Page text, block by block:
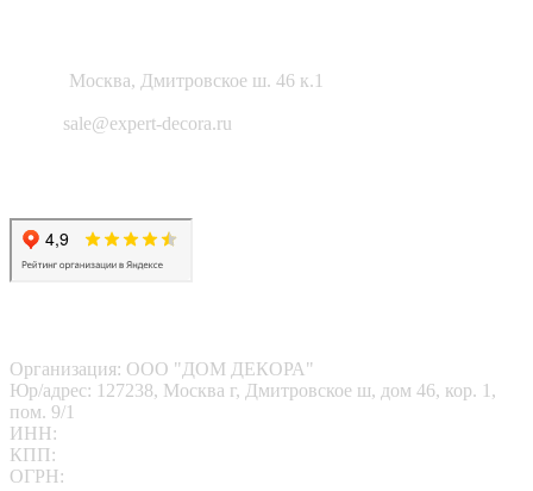
Москва, Дмитровское ш. 46 к.1
sale@expert-decora.ru
Организация: ООО "ДОМ ДЕКОРА"
Юр/адрес: 127238, Москва г, Дмитровское ш, дом 46, кор. 1,
пом. 9/1
ИНН:
КПП:
ОГРН: